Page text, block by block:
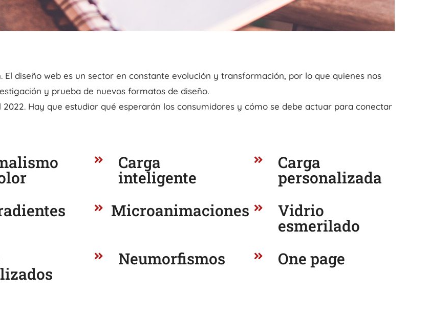
El diseño web es un sector en constante evolución y transformación, por lo que quienes nos
y prueba de nuevos formatos de diseño.
Hay que estudiar qué esperarán los consumidores y cómo se debe actuar para conectar
 Carga
inteligente
 Carga
personalizada
 Microanimaciones  Vidrio
esmerilado
 Neumorfismos  One page